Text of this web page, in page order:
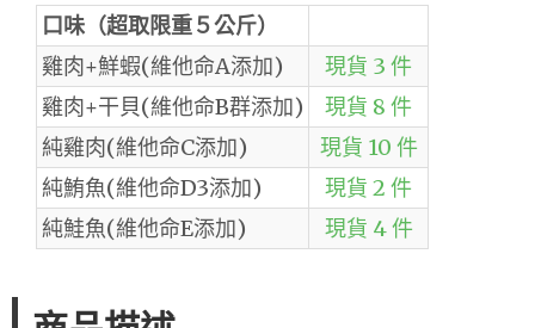
口味（超取限重５公斤）
雞肉+鮮蝦(維他命A添加)
現貨 3 件
雞肉+干貝(維他命B群添加)
現貨 8 件
純雞肉(維他命C添加)
現貨 10 件
純鮪魚(維他命D3添加)
現貨 2 件
純鮭魚(維他命E添加)
現貨 4 件